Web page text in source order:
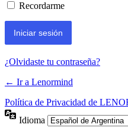
Recordarme
¿Olvidaste tu contraseña?
← Ir a Lenormind
Política de Privacidad de
Idioma